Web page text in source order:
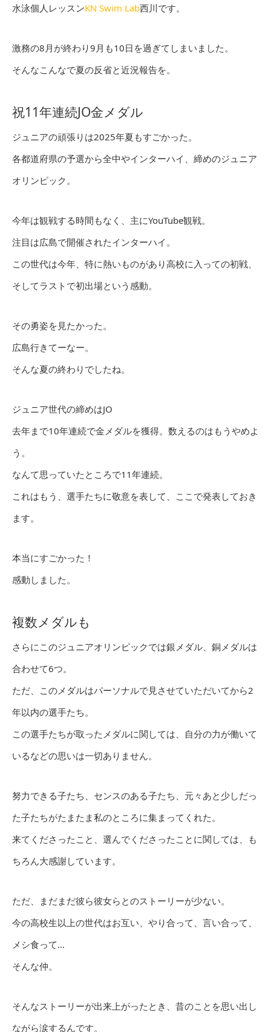
水泳個人レッスンKN Swim Lab西川です。
激務の8月が終わり9月も10日を過ぎてしまいました。
そんなこんなで夏の反省と近況報告を。
祝11年連続JO金メダル
ジュニアの頑張りは2025年夏もすごかった。
各都道府県の予選から全中やインターハイ、締めのジュニア
オリンピック。
今年は観戦する時間もなく、主にYouTube観戦。
注目は広島で開催されたインターハイ。
この世代は今年、特に熱いものがあり高校に入っての初戦、
そしてラストで初出場という感動。
その勇姿を見たかった。
広島行きてーなー。
そんな夏の終わりでしたね。
ジュニア世代の締めはJO
去年まで10年連続で金メダルを獲得。数えるのはもうやめよ
う。
なんて思っていたところで11年連続。
これはもう、選手たちに敬意を表して、ここで発表しておき
ます。
本当にすごかった！
感動しました。
複数メダルも
さらにこのジュニアオリンピックでは銀メダル、銅メダルは
合わせて6つ。
ただ、このメダルはパーソナルで見させていただいてから2
年以内の選手たち。
この選手たちが取ったメダルに関しては、自分の力が働いて
いるなどの思いは一切ありません。
努力できる子たち、センスのある子たち、元々あと少しだっ
た子たちがたまたま私のところに集まってくれた。
来てくださったこと、選んでくださったことに関しては、も
ちろん大感謝しています。
ただ、まだまだ彼ら彼女らとのストーリーが少ない。
今の高校生以上の世代はお互い、やり合って、言い合って、
メシ食って…
そんな仲。
そんなストーリーが出来上がったとき、昔のことを思い出し
ながら涙するんです。